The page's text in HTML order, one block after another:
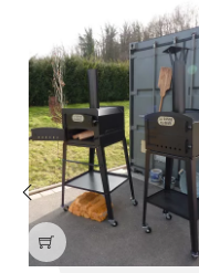
‹